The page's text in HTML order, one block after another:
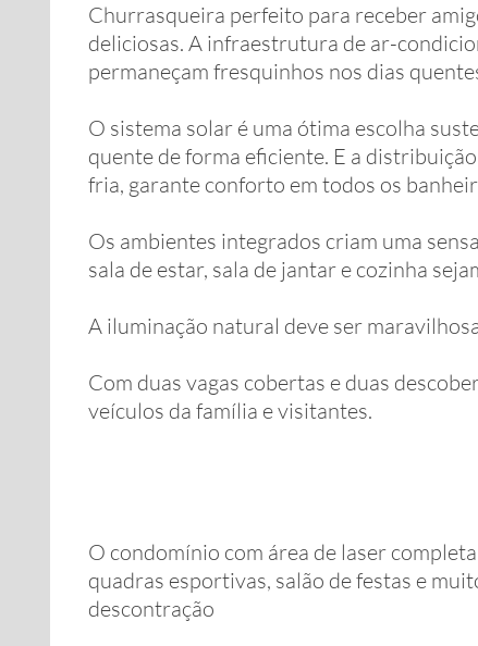
Churrasqueira perfeito para receber
deliciosas. A infraestrutura de ar-
permaneçam fresquinhos nos dias
O sistema solar é uma ótima escolha
quente de forma eficiente. E a
fria, garante conforto em todos os
Os ambientes integrados criam uma
sala de estar, sala de jantar e cozinha
A iluminação natural deve ser
Com duas vagas cobertas e duas
veículos da família e visitantes.
O condomínio com área de laser
quadras esportivas, salão de festas e
descontração